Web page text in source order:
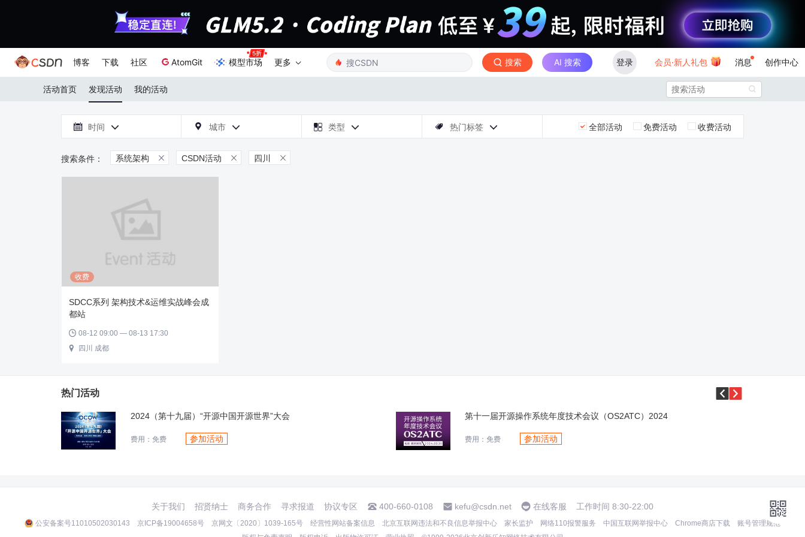
博客 下载 社区 AtomGit 模型市场 更多 搜索 AI 搜索 登录 会员·新人礼包 消息 创作中心
活动首页 发现活动 我的活动 
 时间   城市   类型   热门标签  全部活动 免费活动 收费活动
系统架构  CSDN活动  四川 
收费
SDCC系列 架构技术&运维实战峰会成
都站
 08-12 09:00 — 08-13 17:30
 四川 成都
热门活动 
2024（第十九届）“开源中国开源世界”大会
费用：免费 参加活动
第十一届开源操作系统年度技术会议（OS2ATC）2024
费用：免费 参加活动

关于我们 招贤纳士 商务合作 寻求报道 协议专区 400-660-0108 kefu@csdn.net 在线客服 工作时间 8:30-22:00
公安备案号11010502030143 京ICP备19004658号 京网文〔2020〕1039-165号 经营性网站备案信息 北京互联网违法和不良信息举报中心 家长监护 网络110报警服务 中国互联网举报中心 Chrome商店下载
账号管理规范